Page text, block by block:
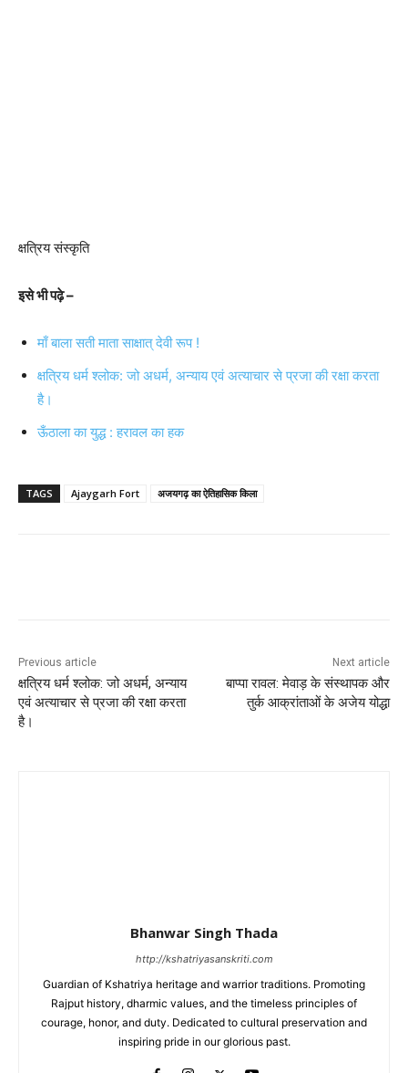
क्षत्रिय संस्कृति
इसे भी पढ़े –
माँ बाला सती माता साक्षात् देवी रूप !
क्षत्रिय धर्म श्लोक: जो अधर्म, अन्याय एवं अत्याचार से प्रजा की रक्षा करता
है।
ऊँठाला का युद्ध : हरावल का हक
TAGS Ajaygarh Fort अजयगढ़ का ऐतिहासिक किला
Previous article
क्षत्रिय धर्म श्लोक: जो अधर्म, अन्याय
एवं अत्याचार से प्रजा की रक्षा करता
है।
Next article
बाप्पा रावल: मेवाड़ के संस्थापक और
तुर्क आक्रांताओं के अजेय योद्धा
Bhanwar Singh Thada
http://kshatriyasanskriti.com
Guardian of Kshatriya heritage and warrior traditions. Promoting
Rajput history, dharmic values, and the timeless principles of
courage, honor, and duty. Dedicated to cultural preservation and
inspiring pride in our glorious past.